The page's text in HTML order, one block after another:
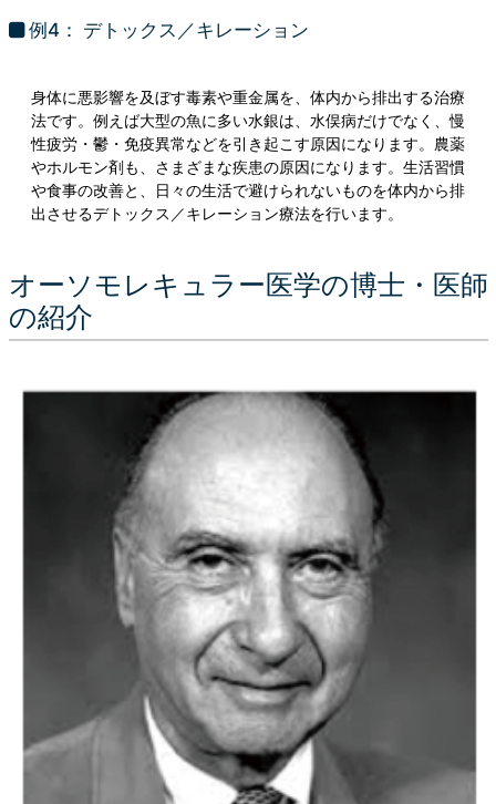
例4： デトックス／キレーション
身体に悪影響を及ぼす毒素や重金属を、体内から排出する治療
法です。例えば大型の魚に多い水銀は、水俣病だけでなく、慢
性疲労・鬱・免疫異常などを引き起こす原因になります。農薬
やホルモン剤も、さまざまな疾患の原因になります。生活習慣
や食事の改善と、日々の生活で避けられないものを体内から排
出させるデトックス／キレーション療法を行います。
オーソモレキュラー医学の博士・医師
の紹介